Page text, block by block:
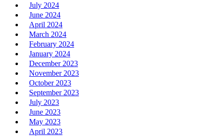
July 2024
June 2024
April 2024
March 2024
February 2024
January 2024
December 2023
November 2023
October 2023
September 2023
July 2023
June 2023
May 2023
April 2023